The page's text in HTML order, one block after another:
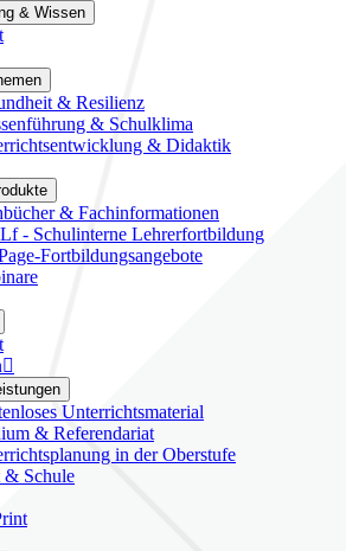
& Wissen
& Resilienz
& Schulklima
& Didaktik
& Fachinformationen
- Schulinterne Lehrerfortbildung
Fortbildungsangebote

Unterrichtsmaterial
& Referendariat
in der Oberstufe
& Schule